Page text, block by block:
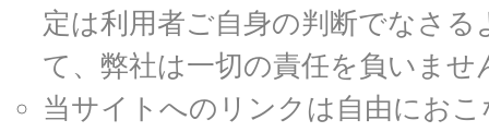
定は利用者ご自身の判断でなさ
て、弊社は一切の責任を負いませ
当サイトへのリンクは自由にお